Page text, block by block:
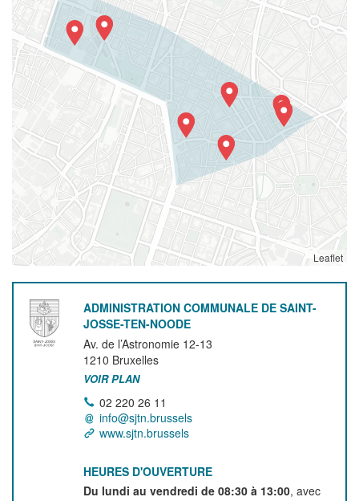
Leaflet
ADMINISTRATION COMMUNALE DE SAINT-
JOSSE-TEN-NOODE
Av. de l’Astronomie 12-13
1210 Bruxelles
VOIR PLAN
02 220 26 11
info@sjtn.brussels
www.sjtn.brussels
HEURES D'OUVERTURE
Du lundi au vendredi de 08:30 à 13:00, avec